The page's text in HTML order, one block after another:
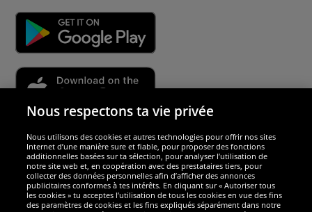
Sécurité
Nous sommes excellents
Nous respectons ta vie privée
Nous utilisons des cookies et autres technologies pour offrir nos sites
Internet d’une manière sure et fiable, pour proposer des fonctions
additionnelles basées sur ta sélection, pour analyser l’utilisation de
notre site web et, en coopération avec des prestataires tiers, pour
collecter des données personnelles afin d’afficher des annonces
publicitaires conformes à tes intérêts. En cliquant sur « Autoriser tous
les cookies » tu acceptes l’utilisation de tous les cookies en vue des fins
des paramètres de cookies et les fins expliqués séparément dans notre